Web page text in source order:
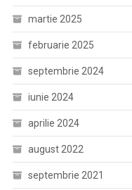
martie 2025
februarie 2025
septembrie 2024
iunie 2024
aprilie 2024
august 2022
septembrie 2021